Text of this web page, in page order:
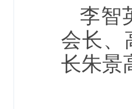
李智
会长、
长朱景